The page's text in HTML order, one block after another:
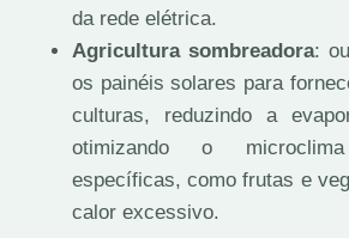
da rede elétrica.
Agricultura sombreadora:
os painéis solares para
culturas, reduzindo a
otimizando o
específicas, como frutas e
calor excessivo.